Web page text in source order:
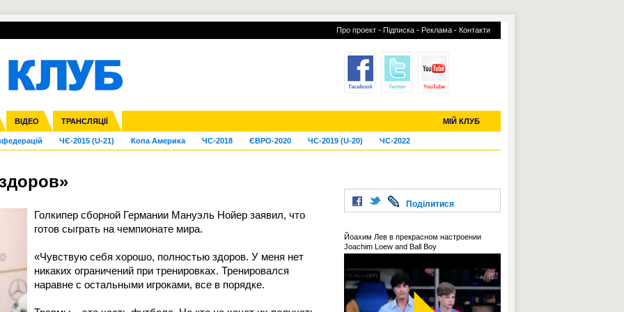
Про проект - Підписка - Реклама - Контакти
ВІДЕО ТРАНСЛЯЦІЇ МІЙ КЛУБ
ліга Кубок України Молодіжка
Ліга націй Ліга конференцій
Франція Інші
ЧЄ-2015 (U-21) Копа Америка ЧС-2018 ЄВРО-2020 ЧС-2019 (U-20) ЧС-2022
УПЛ-ПЕРЕХОДИ УСІ ТРАНСФЕРИ
Голкипер сборной Германии Мануэль Нойер заявил, что
готов сыграть на чемпионате мира.
«Чувствую себя хорошо, полностью здоров. У меня нет
никаких ограничений при тренировках. Тренировался
наравне с остальными игроками, все в порядке.
Поділитися
Йоахим Лев в прекрасном настроении
Joachim Loew and Ball Boy